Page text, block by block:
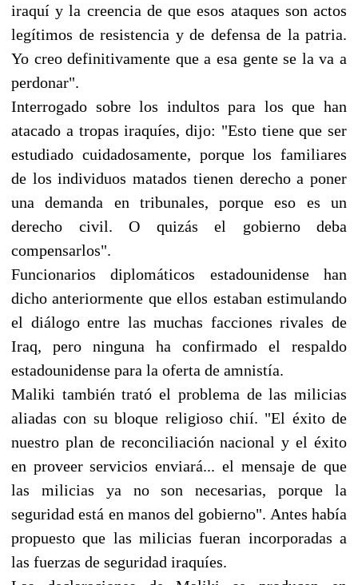
iraquí y la creencia de que esos ataques son actos
legítimos de resistencia y de defensa de la patria.
Yo creo definitivamente que a esa gente se la va a
perdonar".
Interrogado sobre los indultos para los que han
atacado a tropas iraquíes, dijo: "Esto tiene que ser
estudiado cuidadosamente, porque los familiares
de los individuos matados tienen derecho a poner
una demanda en tribunales, porque eso es un
derecho civil. O quizás el gobierno deba
compensarlos".
Funcionarios diplomáticos estadounidense han
dicho anteriormente que ellos estaban estimulando
el diálogo entre las muchas facciones rivales de
Iraq, pero ninguna ha confirmado el respaldo
estadounidense para la oferta de amnistía.
Maliki también trató el problema de las milicias
aliadas con su bloque religioso chií. "El éxito de
nuestro plan de reconciliación nacional y el éxito
en proveer servicios enviará... el mensaje de que
las milicias ya no son necesarias, porque la
seguridad está en manos del gobierno". Antes había
propuesto que las milicias fueran incorporadas a
las fuerzas de seguridad iraquíes.